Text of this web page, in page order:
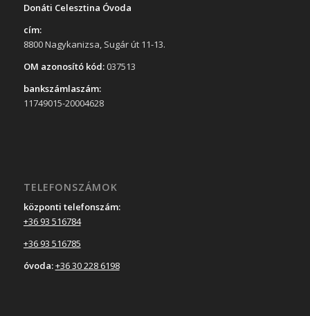
Donáti Celesztina Óvoda
cím:
8800 Nagykanizsa, Sugár út 11-13.
OM azonosító kód:037513
bankszámlaszám:
11749015-20004628
TELEFONSZÁMOK
központi telefonszám:
+36 93 516784
+36 93 516785
óvoda:+36 30 228 6198